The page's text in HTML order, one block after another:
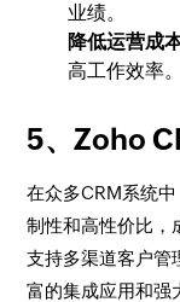
业绩。
降低运营成
高工作效率。
5、Zoho
在众多CRM系统
制性和高性价比，
支持多渠道客户管
富的集成应用和强